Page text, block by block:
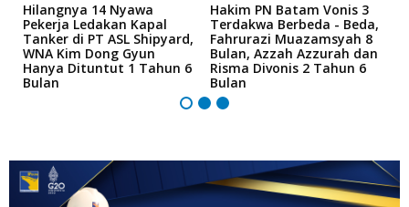
Hilangnya 14 Nyawa
Pekerja Ledakan Kapal
Tanker di PT ASL Shipyard,
WNA Kim Dong Gyun
Hanya Dituntut 1 Tahun 6
Bulan
Hakim PN Batam Vonis 3
Terdakwa Berbeda - Beda,
Fahrurazi Muazamsyah 8
Bulan, Azzah Azzurah dan
Risma Divonis 2 Tahun 6
Bulan